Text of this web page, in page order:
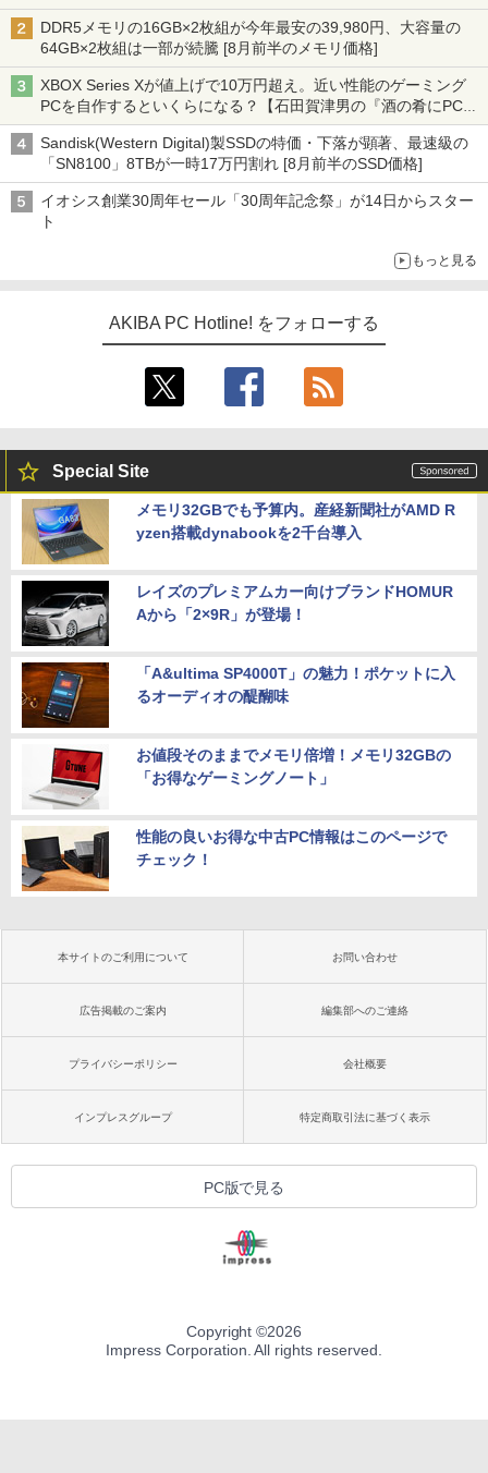
DDR5メモリの16GB×2枚組が今年最安の39,980円、大容量の
64GB×2枚組は一部が続騰 [8月前半のメモリ価格]
XBOX Series Xが値上げで10万円超え。近い性能のゲーミング
PCを自作するといくらになる？【石田賀津男の『酒の肴にPCゲ
ーム』】
Sandisk(Western Digital)製SSDの特価・下落が顕著、最速級の
「SN8100」8TBが一時17万円割れ [8月前半のSSD価格]
イオシス創業30周年セール「30周年記念祭」が14日からスター
ト
もっと見る
AKIBA PC Hotline! をフォローする
Special Site
メモリ32GBでも予算内。産経新聞社がAMD R
yzen搭載dynabookを2千台導入
レイズのプレミアムカー向けブランドHOMUR
Aから「2×9R」が登場！
「A&ultima SP4000T」の魅力！ポケットに入
るオーディオの醍醐味
お値段そのままでメモリ倍増！メモリ32GBの
「お得なゲーミングノート」
性能の良いお得な中古PC情報はこのページで
チェック！
本サイトのご利用について お問い合わせ
広告掲載のご案内 編集部へのご連絡
プライバシーポリシー 会社概要
インプレスグループ 特定商取引法に基づく表示
PC版で見る
Copyright ©2026
Impress Corporation. All rights reserved.